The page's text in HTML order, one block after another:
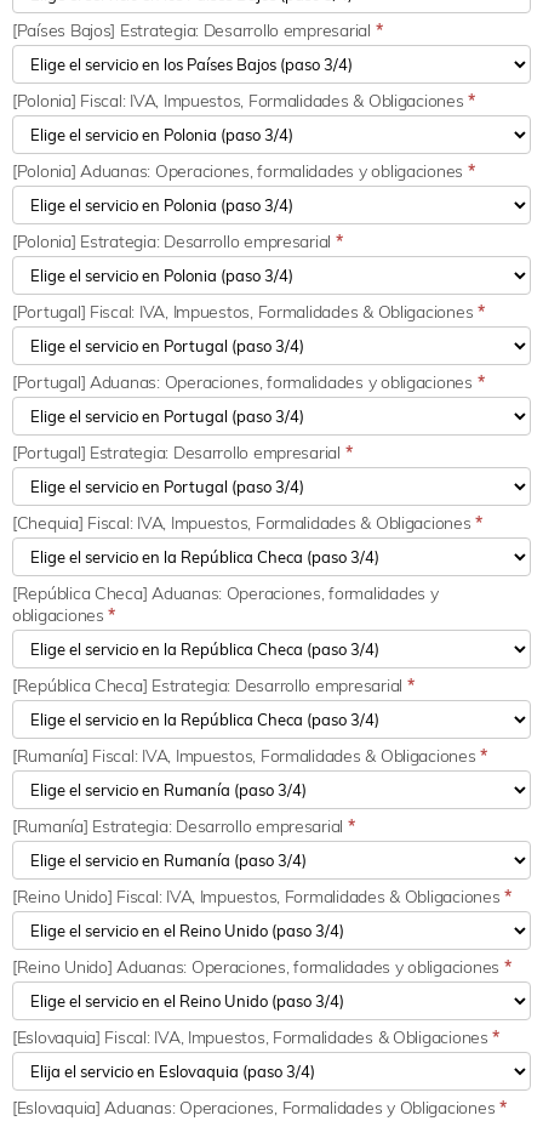
[Países Bajos] Estrategia: Desarrollo empresarial *
[Polonia] Fiscal: IVA, Impuestos, Formalidades & Obligaciones*
[Polonia] Aduanas: Operaciones, formalidades y obligaciones *
[Polonia] Estrategia: Desarrollo empresarial *
[Portugal] Fiscal: IVA, Impuestos, Formalidades & Obligaciones *
[Portugal] Aduanas: Operaciones, formalidades y obligaciones *
[Portugal] Estrategia: Desarrollo empresarial *
[Chequia] Fiscal: IVA, Impuestos, Formalidades & Obligaciones*
[República Checa] Aduanas: Operaciones, formalidades y
obligaciones*
[República Checa] Estrategia: Desarrollo empresarial *
[Rumanía] Fiscal: IVA, Impuestos, Formalidades & Obligaciones*
[Rumanía] Estrategia: Desarrollo empresarial *
[Reino Unido] Fiscal: IVA, Impuestos, Formalidades & Obligaciones*
[Reino Unido] Aduanas: Operaciones, formalidades y obligaciones *
[Eslovaquia] Fiscal: IVA, Impuestos, Formalidades & Obligaciones*
[Eslovaquia] Aduanas: Operaciones, Formalidades y Obligaciones *